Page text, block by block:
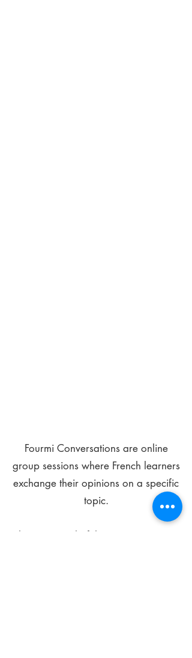
Fourmi Conversations are online
group sessions where French learners
exchange their opinions on a specific
topic.
The main goal of these meetings is to